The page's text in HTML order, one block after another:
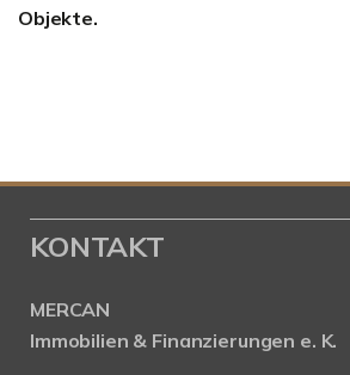
Objekte.
KONTAKT
MERCAN
Immobilien & Finanzierungen e. K.